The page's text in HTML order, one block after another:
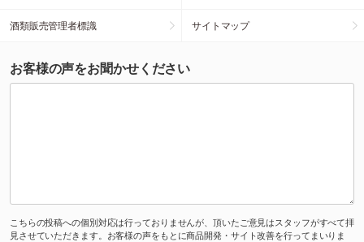
酒類販売管理者標識 サイトマップ
お客様の声をお聞かせください
こちらの投稿への個別対応は行っておりませんが、頂いたご意見はスタッフがすべて拝
見させていただきます。お客様の声をもとに商品開発・サイト改善を行ってまいりま